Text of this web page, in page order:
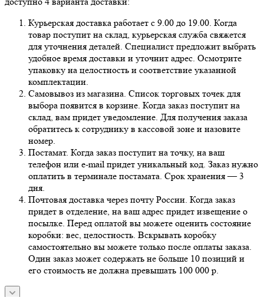
Курьерская доставка работает с 9.00 до 19.00. Когда
товар поступит на склад, курьерская служба свяжется
для уточнения деталей. Специалист предложит выбрать
удобное время доставки и уточнит адрес. Осмотрите
упаковку на целостность и соответствие указанной
комплектации.
Самовывоз из магазина. Список торговых точек для
выбора появится в корзине. Когда заказ поступит на
склад, вам придет уведомление. Для получения заказа
обратитесь к сотруднику в кассовой зоне и назовите
номер.
Постамат. Когда заказ поступит на точку, на ваш
телефон или e-mail придет уникальный код. Заказ нужно
оплатить в терминале постамата. Срок хранения — 3
дня.
Почтовая доставка через почту России. Когда заказ
придет в отделение, на ваш адрес придет извещение о
посылке. Перед оплатой вы можете оценить состояние
коробки: вес, целостность. Вскрывать коробку
самостоятельно вы можете только после оплаты заказа.
Один заказ может содержать не больше 10 позиций и
его стоимость не должна превышать 100 000 р.